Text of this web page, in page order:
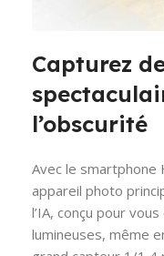
Capturez
l’obscurité
Avec le smartphone
appareil photo
l’IA, conçu pour
lumineuses, même